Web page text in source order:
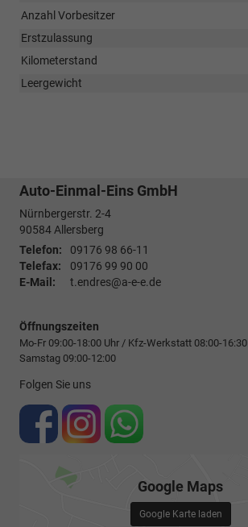
Anzahl Vorbesitzer
Erstzulassung
Kilometerstand
Leergewicht
Auto-Einmal-Eins GmbH
Nürnbergerstr. 2-4
90584Allersberg
Telefon:
09176 98 66-11
Telefax:
09176 99 90 00
E-Mail:
t.endres@a-e-e.de
Öffnungszeiten
Mo-Fr 09:00-18:00 Uhr / Kfz-Werkstatt 08:00-16:30
Samstag 09:00-12:00
Folgen Sie uns
Google Maps
Google Karte laden